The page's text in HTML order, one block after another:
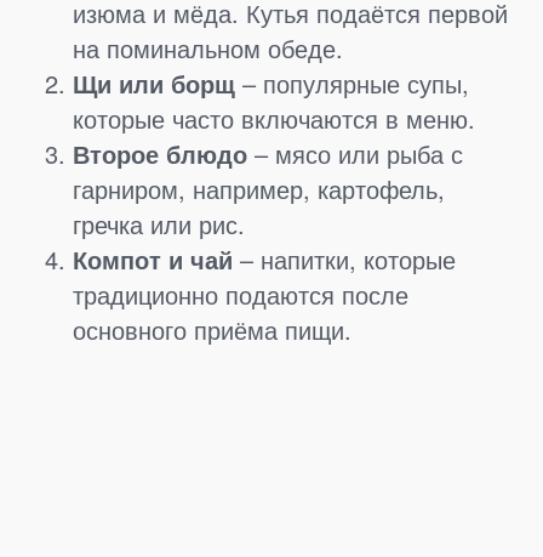
изюма и мёда. Кутья подаётся первой
на поминальном обеде.
Щи или борщ – популярные супы,
которые часто включаются в меню.
Второе блюдо – мясо или рыба с
гарниром, например, картофель,
гречка или рис.
Компот и чай – напитки, которые
традиционно подаются после
основного приёма пищи.